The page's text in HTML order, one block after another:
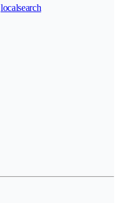
localsearch